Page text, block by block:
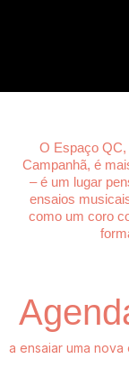
O Espaço QC,
Campanhã, é
– é um lugar
ensaios
como um coro
a ensaiar uma nova